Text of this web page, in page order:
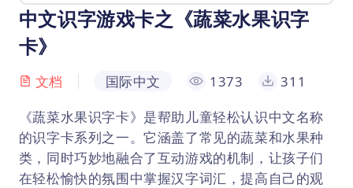
中文识字游戏卡之《蔬菜水果识字
卡》
文档 国际中文 1373
311
《蔬菜水果识字卡》是帮助儿童轻松认识中文名称
的识字卡系列之一。它涵盖了常见的蔬菜和水果种
类，同时巧妙地融合了互动游戏的机制，让孩子们
在轻松愉快的氛围中掌握汉字词汇，提高自己的观